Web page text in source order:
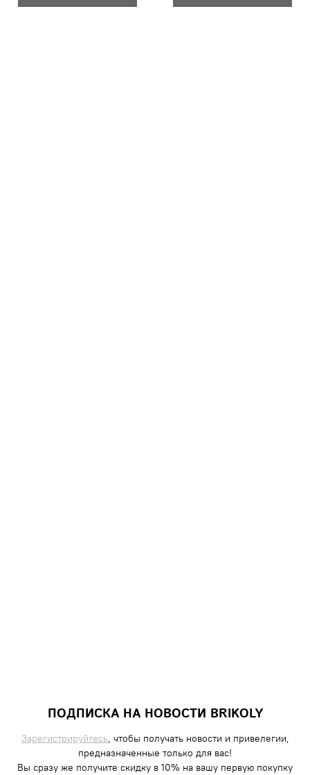
ПОДПИСКА НА НОВОСТИ BRIKOLY
Зарегистрируйтесь, чтобы получать новости и привелегии,
предназначенные только для вас!
Вы сразу же получите скидку в 10% на вашу первую покупку